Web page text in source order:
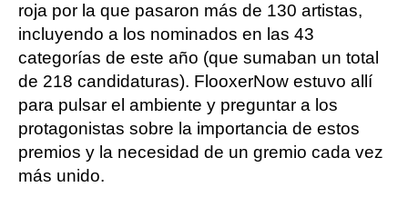
roja por la que pasaron más de 130 artistas,
incluyendo a los nominados en las 43
categorías de este año (que sumaban un total
de 218 candidaturas). FlooxerNow estuvo allí
para pulsar el ambiente y preguntar a los
protagonistas sobre la importancia de estos
premios y la necesidad de un gremio cada vez
más unido.